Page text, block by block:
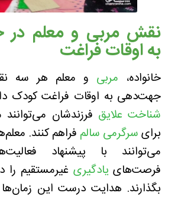
نقش مربی و معلم
به اوقات فراغت
خانواده، مربی و معلم هر سه
جهت‌دهی به اوقات فراغت کودک
شناخت علایق فرزندشان
برایسرگرمی‌ سالم فراهم کنند.
می‌توانند با پیشنهاد
فرصت‌های یادگیری غیرمستقیم را
بگذارند. هدایت درست این